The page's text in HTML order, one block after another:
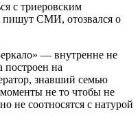
с триеровским
пишут СМИ, отозвался о
— внутренне не
на
знавший семью
не то чтобы не
не соотносятся с натурой